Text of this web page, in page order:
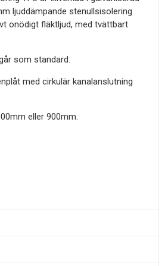
ljuddämpande stenullsisolering
onödigt fläktljud, med tvättbart
som standard.
med cirkulär kanalanslutning
eller 900mm.